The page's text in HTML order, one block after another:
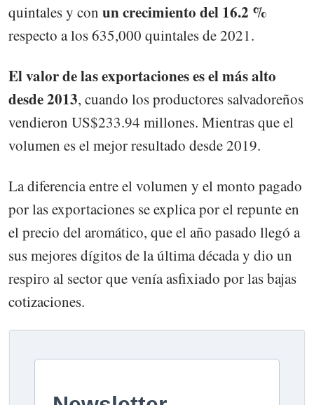
quintales y con un crecimiento del 16.2 %
respecto a los 635,000 quintales de 2021.
El valor de las exportaciones es el más alto
desde 2013, cuando los productores salvadoreños
vendieron US$233.94 millones. Mientras que el
volumen es el mejor resultado desde 2019.
La diferencia entre el volumen y el monto pagado
por las exportaciones se explica por el repunte en
el precio del aromático, que el año pasado llegó a
sus mejores dígitos de la última década y dio un
respiro al sector que venía asfixiado por las bajas
cotizaciones.